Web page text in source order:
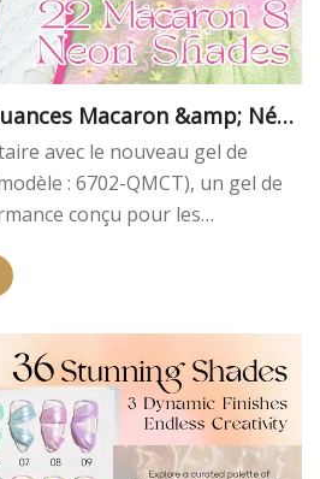
Macaron &amp; Néo
avec le nouveau gel de
: 6702-QMCT), un gel de
conçu pour les
standards, cette formule recrée
En tant que fabricant expert de
proposons cette formule
la recherche de produits fiables
le processus de